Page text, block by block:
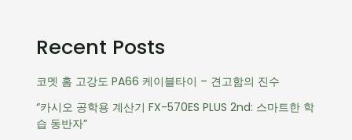
Recent Posts
코멧 홈 고강도 PA66 케이블타이 – 견고함의 진수
“카시오 공학용 계산기 FX-570ES PLUS 2nd: 스마트한 학
습 동반자”